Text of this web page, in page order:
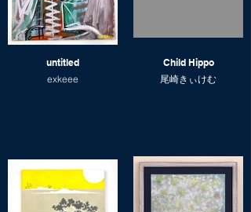
untitled
exkeee
Child Hippo
尾崎きぃけむ